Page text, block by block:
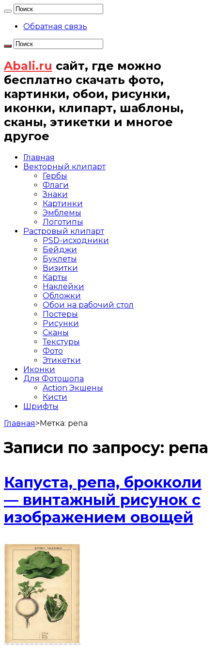
Обратная связь
Abali.ru сайт, где можно
бесплатно скачать фото,
картинки, обои, рисунки,
иконки, клипарт, шаблоны,
сканы, этикетки и многое
другое
Главная
Векторный клипарт
Гербы
Флаги
Знаки
Картинки
Эмблемы
Логотипы
Растровый клипарт
PSD-исходники
Бейджи
Буклеты
Визитки
Карты
Наклейки
Обложки
Обои на рабочий стол
Постеры
Рисунки
Сканы
Текстуры
Фото
Этикетки
Иконки
Для Фотошопа
Action Экшены
Кисти
Шрифты
Главная>Метка: репа
Записи по запросу: репа
Капуста, репа, брокколи
— винтажный рисунок с
изображением овощей